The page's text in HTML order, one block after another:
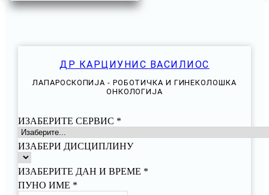
ДР КАРЦИУНИС ВАСИЛИОС
ЛАПАРОСКОПИЈА - РОБОТИЧКА И ГИНЕКОЛОШКА
ОНКОЛОГИЈА
ИЗАБЕРИТЕ СЕРВИС *
ИЗАБЕРИ ДИСЦИПЛИНУ
ИЗАБЕРИТЕ ДАН И ВРЕМЕ *
ПУНО ИМЕ *